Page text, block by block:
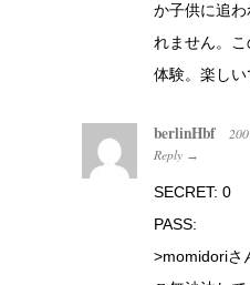
か子供に追
れません。
体験。楽しい
berlinHbf
Reply →
SECRET: 0
PASS:
>momidoriさ